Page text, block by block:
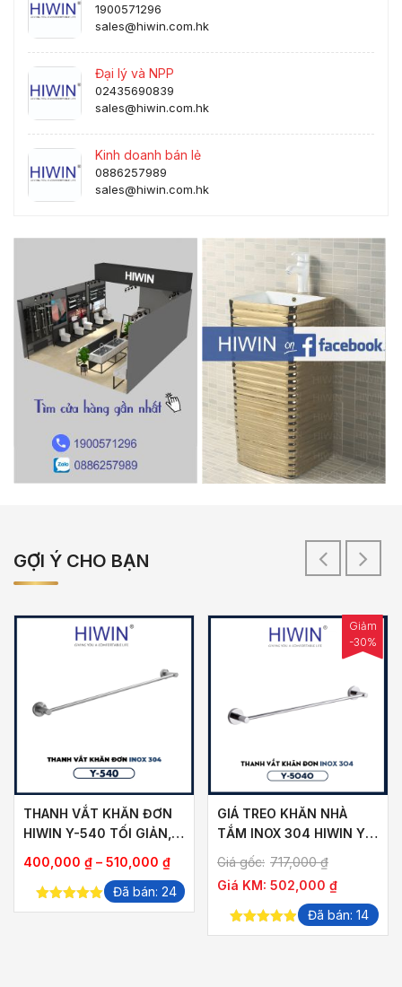
1900571296
sales@hiwin.com.hk
Đại lý và NPP
02435690839
sales@hiwin.com.hk
Kinh doanh bán lẻ
0886257989
sales@hiwin.com.hk
GỢI Ý CHO BẠN
THANH VẮT KHĂN ĐƠN
HIWIN Y-540 TỐI GIẢN,
400,000 ₫ – 510,000 ₫Khoảng
giá:
từ
400,000 ₫
5.00out of
Đã bán: 24
GIÁ TREO KHĂN NHÀ
TẮM INOX 304 HIWIN Y-
5040 (600X70X50MM)
Giá gốc: 717,000₫
Giá KM: 502,000 ₫
Giảm
-30%
4.88out of
Đã bán: 14